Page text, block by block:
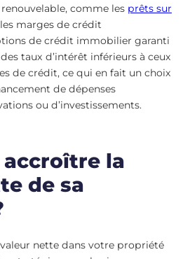
comme les prêts sur
marges de crédit
de crédit immobilier garanti
taux d’intérêt inférieurs à ceux
de crédit, ce qui en fait un choix
de dépenses
ou d’investissements.
la
de sa
nette dans votre propriété